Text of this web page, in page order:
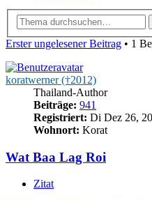
Erster ungelesener Beitrag • 1
koratwerner (†2012)
Thailand-Author
Beiträge: 941
Registriert: Di Dez 26,
Wohnort: Korat
Wat Baa Lag Roi
Zitat